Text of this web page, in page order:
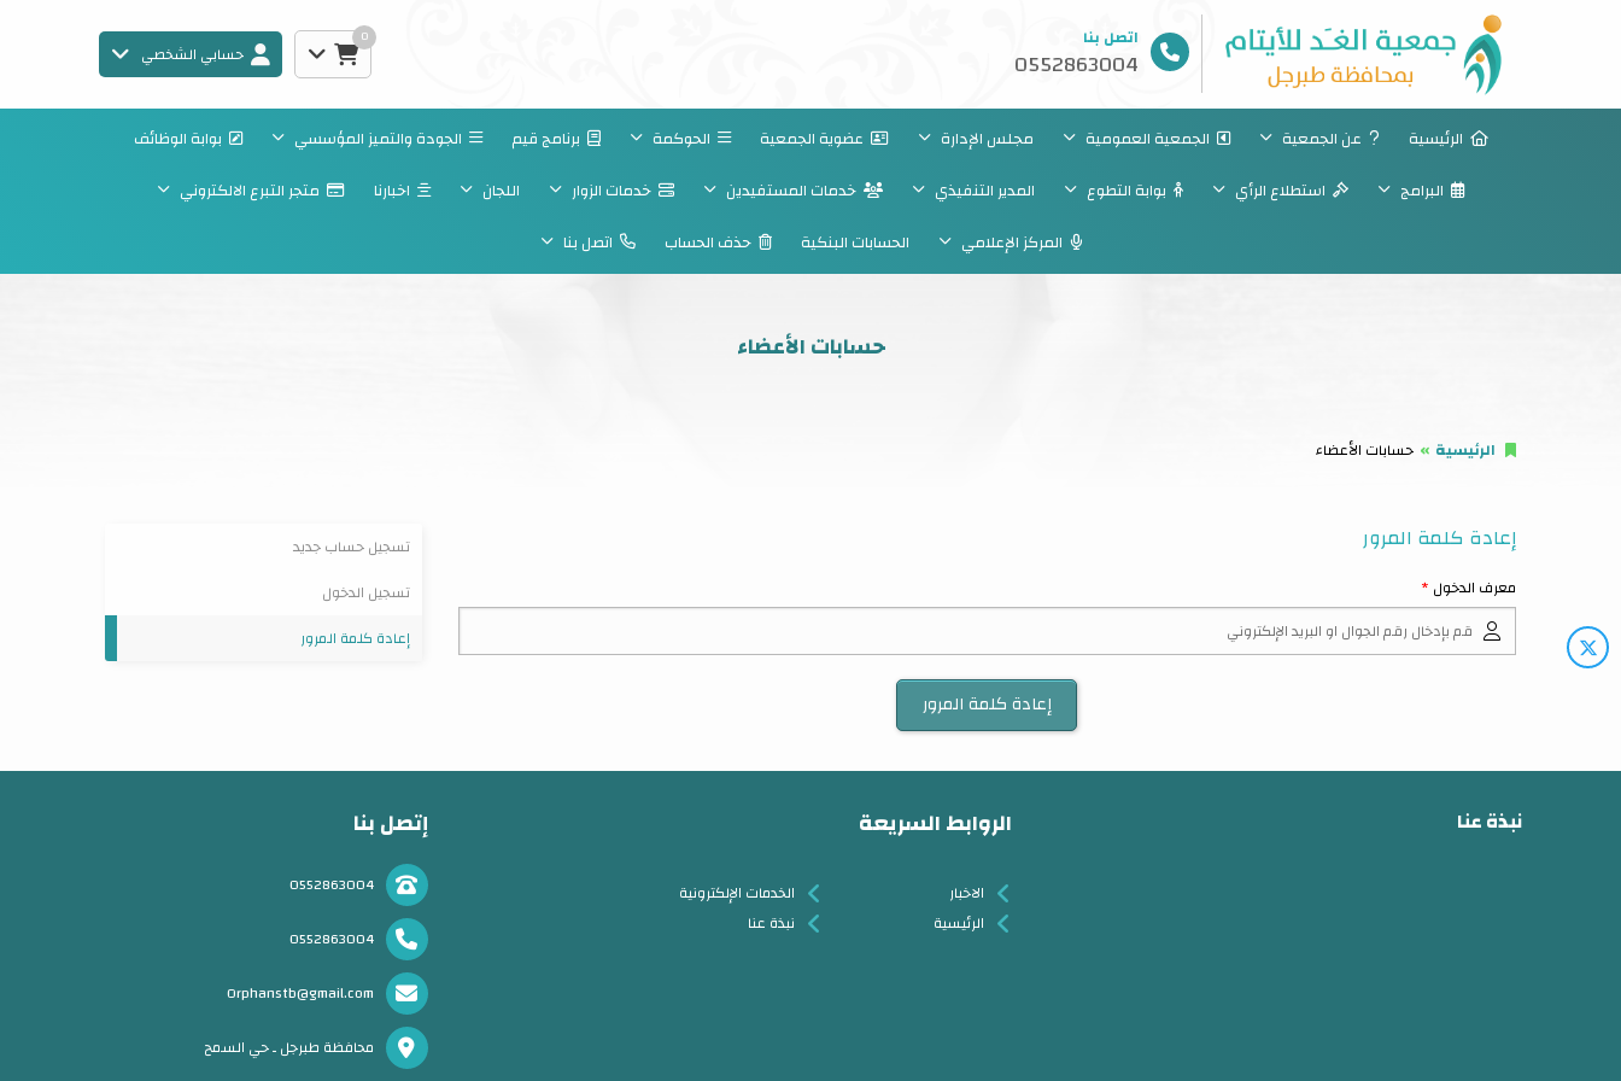
اتصل بنا
0552863004
0
حسابي الشخصي
الرئيسية عن الجمعية الجمعية العمومية مجلس الإدارة عضوية الجمعية الحوكمة برنامج قيم الجودة والتميز المؤسسي
بوابة الوظائف
البرامج
استطلاع الرأي بوابة التطوع المدير التنفيذي خدمات المستفيدين خدمات الزوار اللجان اخبارنا
متجر التبرع الالكتروني
المركز الإعلامي
الحسابات البنكية حذف الحساب اتصل بنا
حسابات الأعضاء
الرئيسية حسابات الأعضاء
إعادة كلمة المرور
معرف الدخول
تسجيل حساب جديد
تسجيل الدخول
إعادة كلمة المرور
نبذة عنا الروابط السريعة
الاخبار
الرئيسية
الخدمات الإلكترونية
نبذة عنا
إتصل بنا
0552863004
0552863004
Orphanstb@gmail.com
محافظة طبرجل ـ حي السمح